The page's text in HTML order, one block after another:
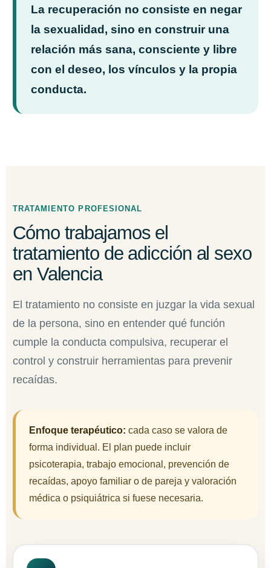
La recuperación no consiste en negar
la sexualidad, sino en construir una
relación más sana, consciente y libre
con el deseo, los vínculos y la propia
conducta.
TRATAMIENTO PROFESIONAL
Cómo trabajamos el
tratamiento de adicción al sexo
en Valencia
El tratamiento no consiste en juzgar la vida sexual
de la persona, sino en entender qué función
cumple la conducta compulsiva, recuperar el
control y construir herramientas para prevenir
recaídas.
Enfoque terapéutico: cada caso se valora de
forma individual. El plan puede incluir
psicoterapia, trabajo emocional, prevención de
recaídas, apoyo familiar o de pareja y valoración
médica o psiquiátrica si fuese necesaria.